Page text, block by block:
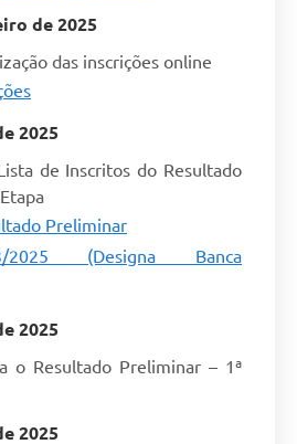
de 2025
das inscrições online
2025
de Inscritos do Resultado
Preliminar
2025 (Designa Banca
2025
o Resultado Preliminar – 1ª
2025